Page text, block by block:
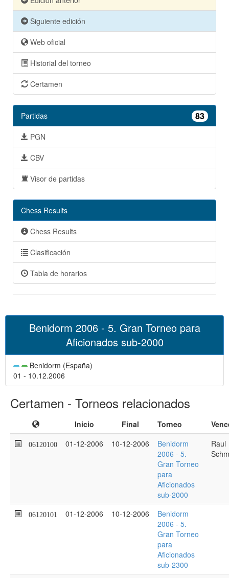
Siguiente edición
Web oficial
Historial del torneo
Certamen
Partidas 83
PGN
CBV
Visor de partidas
Chess Results
Chess Results
Clasificación
Tabla de horarios
Benidorm 2006 - 5. Gran Torneo para
Aficionados sub-2000
Benidorm (España)
01 - 10.12.2006
Certamen - Torneos relacionados
Inicio Final Torneo
06120100 01-12-2006 10-12-2006
Benidorm
2006 - 5.
Gran Torneo
para
Aficionados
sub-2000
Raul
06120101 01-12-2006 10-12-2006
Benidorm
2006 - 5.
Gran Torneo
para
Aficionados
sub-2300